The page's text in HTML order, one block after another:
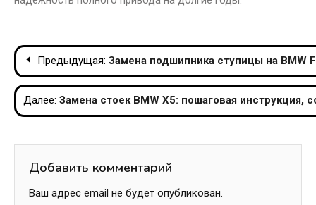
Навигация
по
записям
Предыдущая: Замена подшипника ступицы на BMW
Далее: Замена стоек BMW X5: пошаговая инструкция,
Добавить комментарий
Ваш адрес email не будет опубликован.